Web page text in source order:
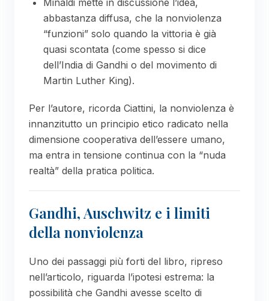
abbastanza diffusa, che la nonviolenza
“funzioni” solo quando la vittoria è già
quasi scontata (come spesso si dice
dell’India di Gandhi o del movimento di
Martin Luther King).
Per l’autore, ricorda Ciattini, la nonviolenza è
innanzitutto un principio etico radicato nella
dimensione cooperativa dell’essere umano,
ma entra in tensione continua con la “nuda
realtà” della pratica politica.
Gandhi, Auschwitz e i limiti
della nonviolenza
Uno dei passaggi più forti del libro, ripreso
nell’articolo, riguarda l’ipotesi estrema: la
possibilità che Gandhi avesse scelto di